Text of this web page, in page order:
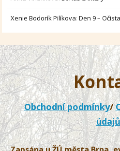
Xenie Bodorík Pilíkova:Den 9 – Očista
Obchodní podmínky/
údajů